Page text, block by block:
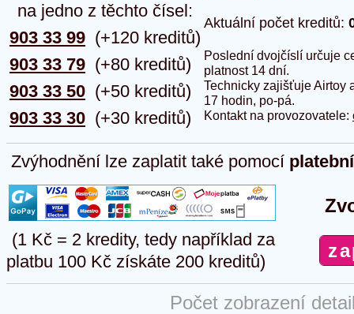
na jedno z těchto čísel:
903 33 99
903 33 79
903 33 50
903 33 30
(+120 kreditů)
(+80 kreditů)
(+50 kreditů)
(+30 kreditů)
Aktuální počet kreditů:
Poslední dvojčíslí určuje
platnost 14 dní.
Technicky zajišťuje Airtoy
17 hodin, po-pá.
Kontakt na provozovatele:
Zvýhodnění lze zaplatit také pomocí
(1 Kč = 2 kredity, tedy například za
platbu 100 Kč získáte 200 kreditů)
Počet zobrazení